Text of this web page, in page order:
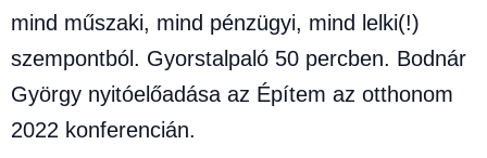
mind műszaki, mind pénzügyi, mind lelki(!)
szempontból. Gyorstalpaló 50 percben. Bodnár
György nyitóelőadása az Építem az otthonom
2022 konferencián.